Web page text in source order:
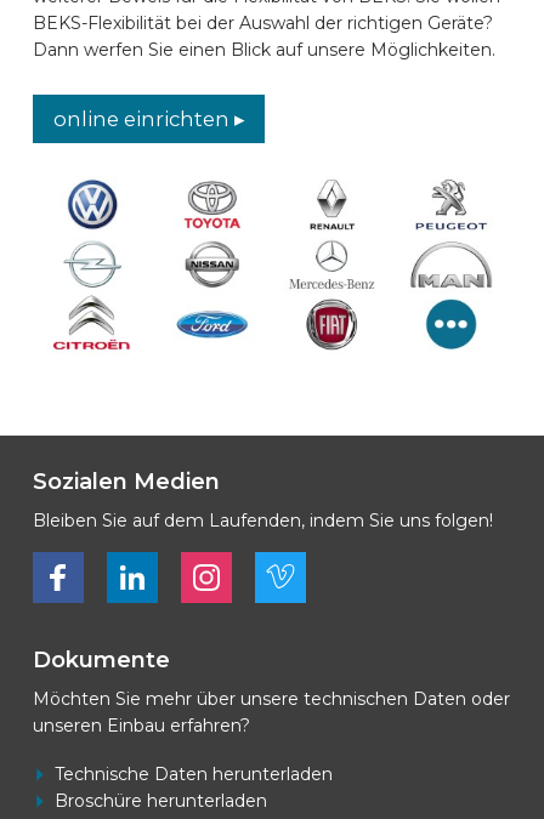
BEKS-Flexibilität bei der Auswahl der richtigen Geräte?
Dann werfen Sie einen Blick auf unsere Möglichkeiten.
online einrichten ▸
Sozialen Medien
Bleiben Sie auf dem Laufenden, indem Sie uns folgen!
Bekijk ons op FacebookBekijk ons op LinkedInBekijk ons op LinkedInBekijk ons op Vimeo
Dokumente
Möchten Sie mehr über unsere technischen Daten oder
unseren Einbau erfahren?
Technische Daten herunterladen
Broschüre herunterladen